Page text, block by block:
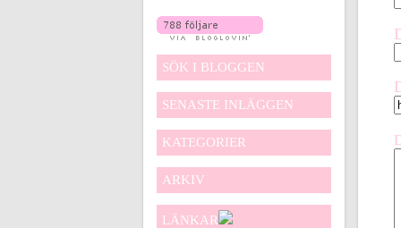
SÖK I BLOGGEN
SENASTE INLÄGGEN
KATEGORIER
ARKIV
LÄNKAR